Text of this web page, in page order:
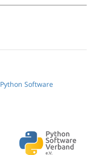
Python Software